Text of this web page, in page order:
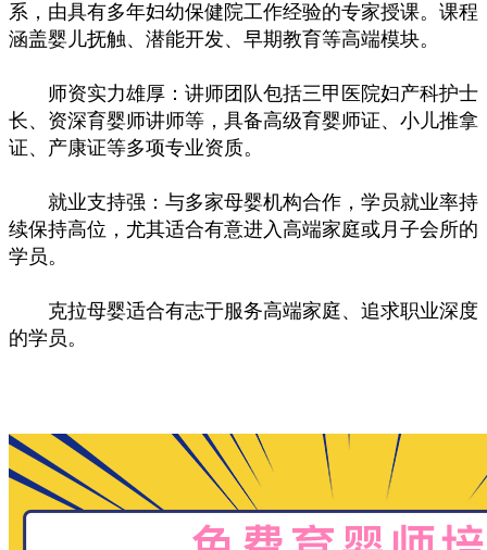
系，由具有多年妇幼保健院工作经验的专家授课。课程
涵盖婴儿抚触、潜能开发、早期教育等高端模块。
师资实力雄厚：讲师团队包括三甲医院妇产科护士
长、资深育婴师讲师等，具备高级育婴师证、小儿推拿
证、产康证等多项专业资质。
就业支持强：与多家母婴机构合作，学员就业率持
续保持高位，尤其适合有意进入高端家庭或月子会所的
学员。
克拉母婴适合有志于服务高端家庭、追求职业深度
的学员。